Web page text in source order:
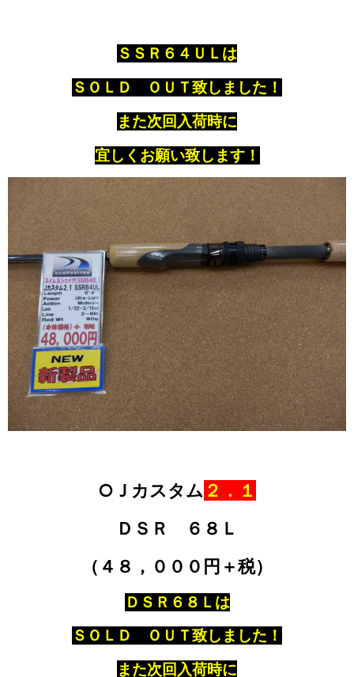
ＳＳＲ６４ＵＬは
ＳＯＬＤ ＯＵＴ致しました！
また次回入荷時に
宜しくお願い致します！
○Ｊカスタム ２．１
ＤＳＲ ６８Ｌ
（４８，０００円＋税）
ＤＳＲ６８Ｌは
ＳＯＬＤ ＯＵＴ致しました！
また次回入荷時に